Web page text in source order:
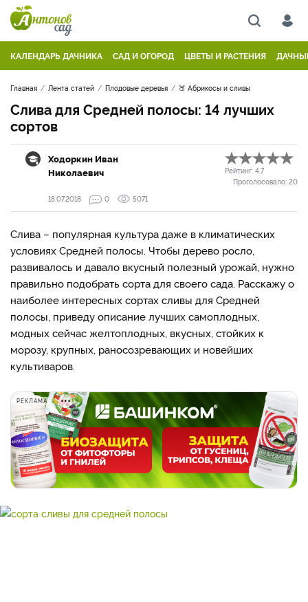
КАЛЕНДАРЬ ДАЧНИКА САД И ОГОРОД ЦВЕТЫ И РАСТЕНИЯ
Главная Лента статей Плодовые деревья 🍑 Абрикосы и сливы
Слива для Средней полосы: 14 лучших
сортов
Ходоркин Иван
Николаевич
Рейтинг: 4.7
Проголосовало: 20
18.07.2018
0 5071
Слива – популярная культура даже в климатических
условиях Средней полосы. Чтобы дерево росло,
развивалось и давало вкусный полезный урожай, нужно
правильно подобрать сорта для своего сада. Расскажу о
наиболее интересных сортах сливы для Средней
полосы, приведу описание лучших самоплодных,
модных сейчас желтоплодных, вкусных, стойких к
морозу, крупных, раносозревающих и новейших
культиваров.
РЕКЛАМА